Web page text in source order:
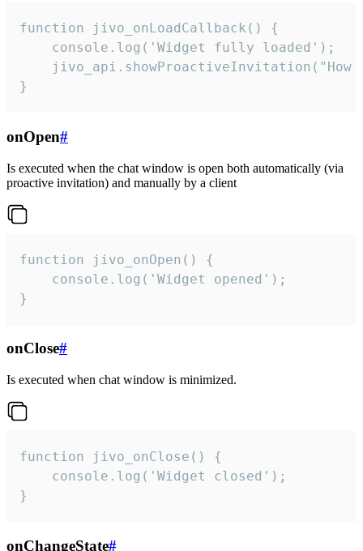
function jivo_onLoadCallback() {
    console.log('Widget fully loaded');
jivo_api.showProactiveInvitation("How
}
onOpen#
Is executed when the chat window is open both automatically (via
proactive invitation) and manually by a client
function jivo_onOpen() {
    console.log('Widget opened');
}
onClose#
Is executed when chat window is minimized.
function jivo_onClose() {
    console.log('Widget closed');
}
onChangeState#